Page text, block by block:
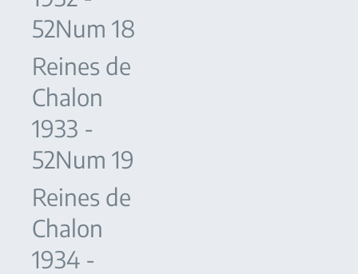
52Num 18
Reines de
Chalon
1933 -
52Num 19
Reines de
Chalon
1934 -